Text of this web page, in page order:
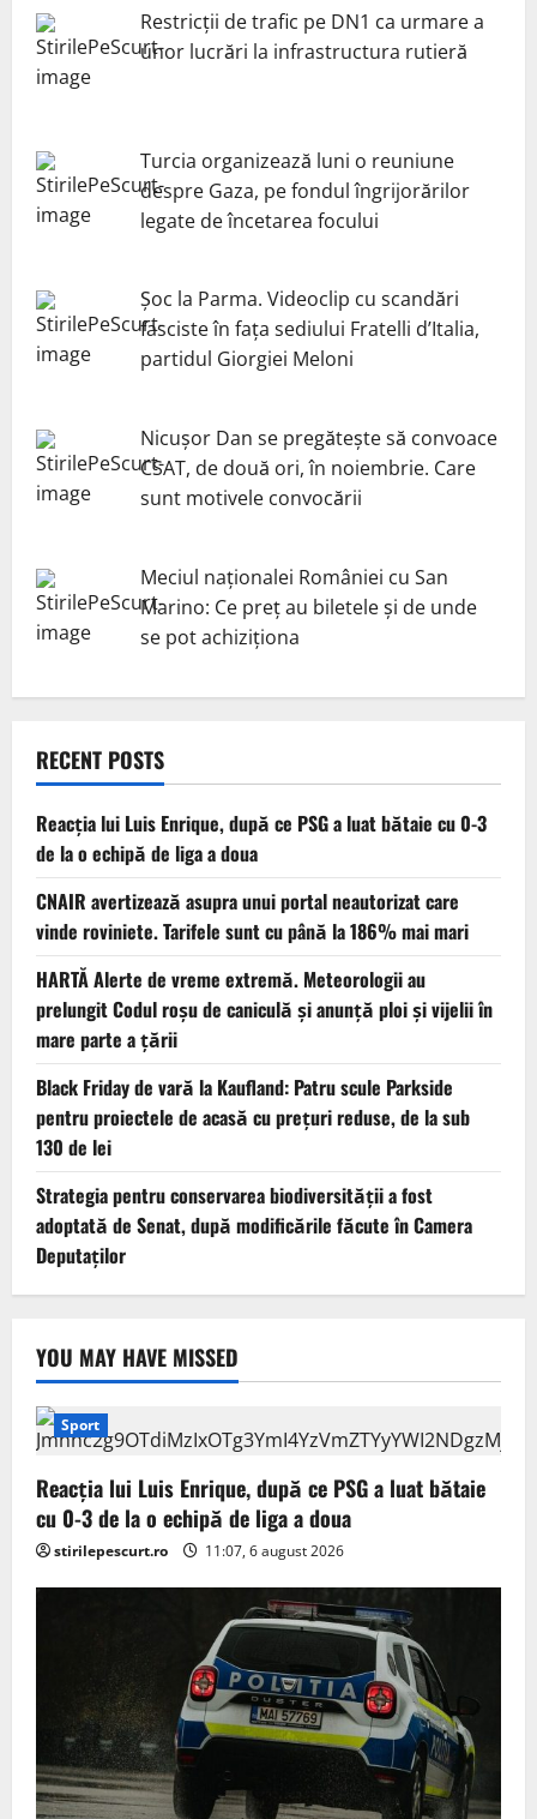
Restricții de trafic pe DN1 ca urmare a
unor lucrări la infrastructura rutieră
Turcia organizează luni o reuniune
despre Gaza, pe fondul îngrijorărilor
legate de încetarea focului
Șoc la Parma. Videoclip cu scandări
fasciste în fața sediului Fratelli d’Italia,
partidul Giorgiei Meloni
Nicuşor Dan se pregăteşte să convoace
CSAT, de două ori, în noiembrie. Care
sunt motivele convocării
Meciul naționalei României cu San
Marino: Ce preț au biletele și de unde
se pot achiziționa
RECENT POSTS
Reacția lui Luis Enrique, după ce PSG a luat bătaie cu 0-3
de la o echipă de liga a doua
CNAIR avertizează asupra unui portal neautorizat care
vinde roviniete. Tarifele sunt cu până la 186% mai mari
HARTĂ Alerte de vreme extremă. Meteorologii au
prelungit Codul roșu de caniculă și anunță ploi și vijelii în
mare parte a țării
Black Friday de vară la Kaufland: Patru scule Parkside
pentru proiectele de acasă cu prețuri reduse, de la sub
130 de lei
Strategia pentru conservarea biodiversității a fost
adoptată de Senat, după modificările făcute în Camera
Deputaților
YOU MAY HAVE MISSED
Sport
Reacția lui Luis Enrique, după ce PSG a luat bătaie
cu 0-3 de la o echipă de liga a doua
stirilepescurt.ro 11:07, 6 august 2026